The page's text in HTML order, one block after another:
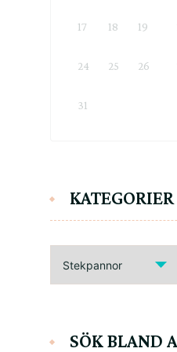
17 18 19
24 25 26
31
KATEGORIER
SÖK BLAND